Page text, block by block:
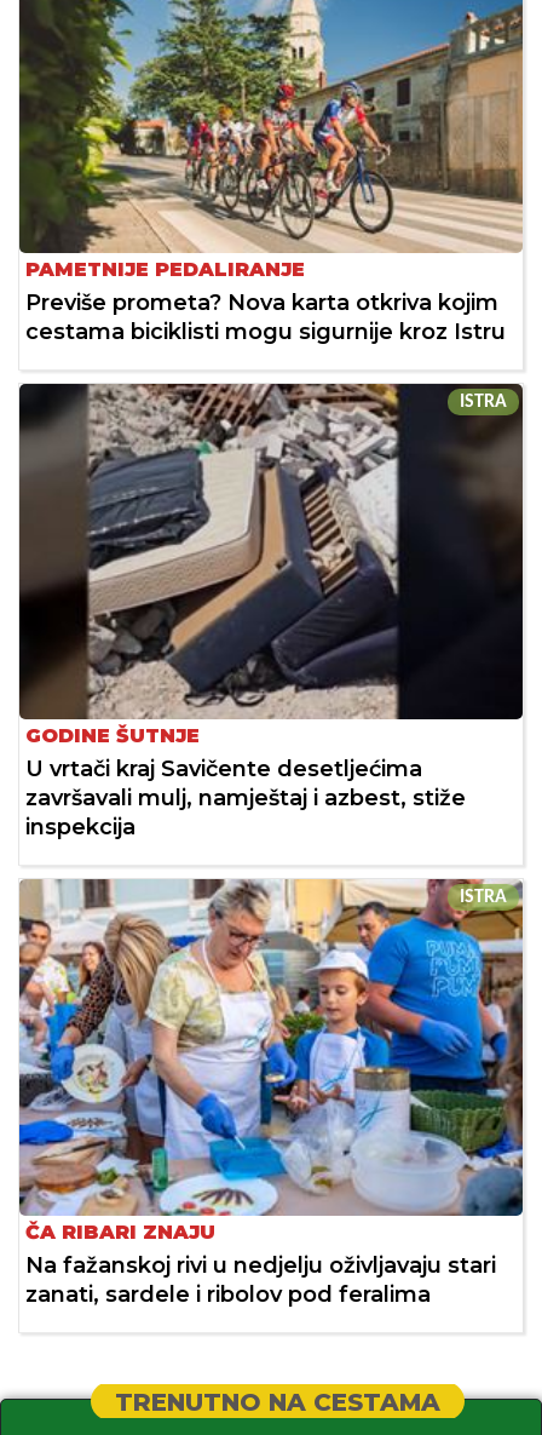
PAMETNIJE PEDALIRANJE
Previše prometa? Nova karta otkriva kojim
cestama biciklisti mogu sigurnije kroz Istru
ISTRA
GODINE ŠUTNJE
U vrtači kraj Savičente desetljećima
završavali mulj, namještaj i azbest, stiže
inspekcija
ISTRA
ČA RIBARI ZNAJU
Na fažanskoj rivi u nedjelju oživljavaju stari
zanati, sardele i ribolov pod feralima
TRENUTNO NA CESTAMA